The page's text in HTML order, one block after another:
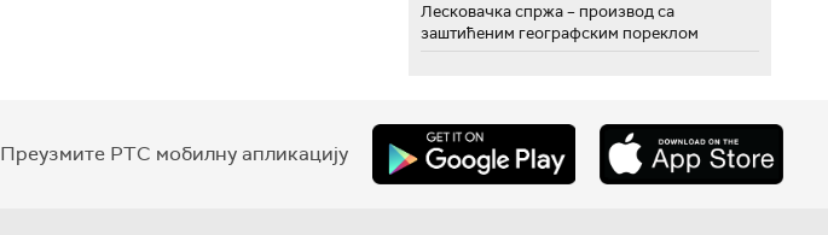
Лесковачка спржа – производ са
заштићеним географским пореклом
Преузмите РТС мобилну апликацију